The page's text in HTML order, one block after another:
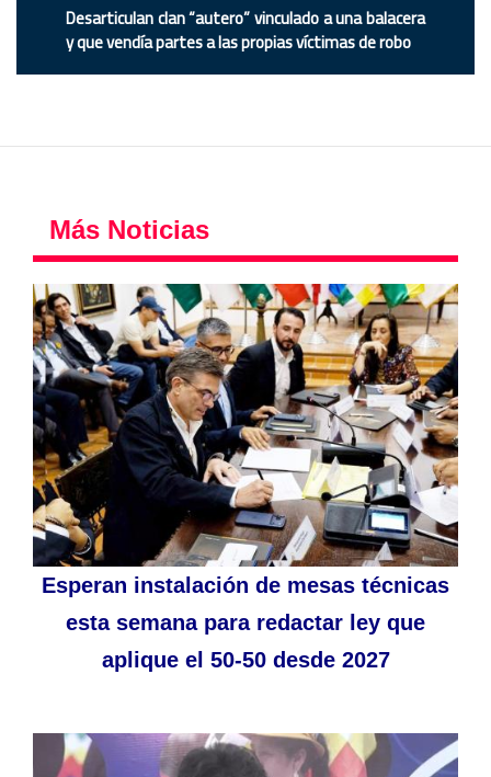
Desarticulan clan “autero” vinculado a una balacera
y que vendía partes a las propias víctimas de robo
Más Noticias
Esperan instalación de mesas técnicas
esta semana para redactar ley que
aplique el 50-50 desde 2027